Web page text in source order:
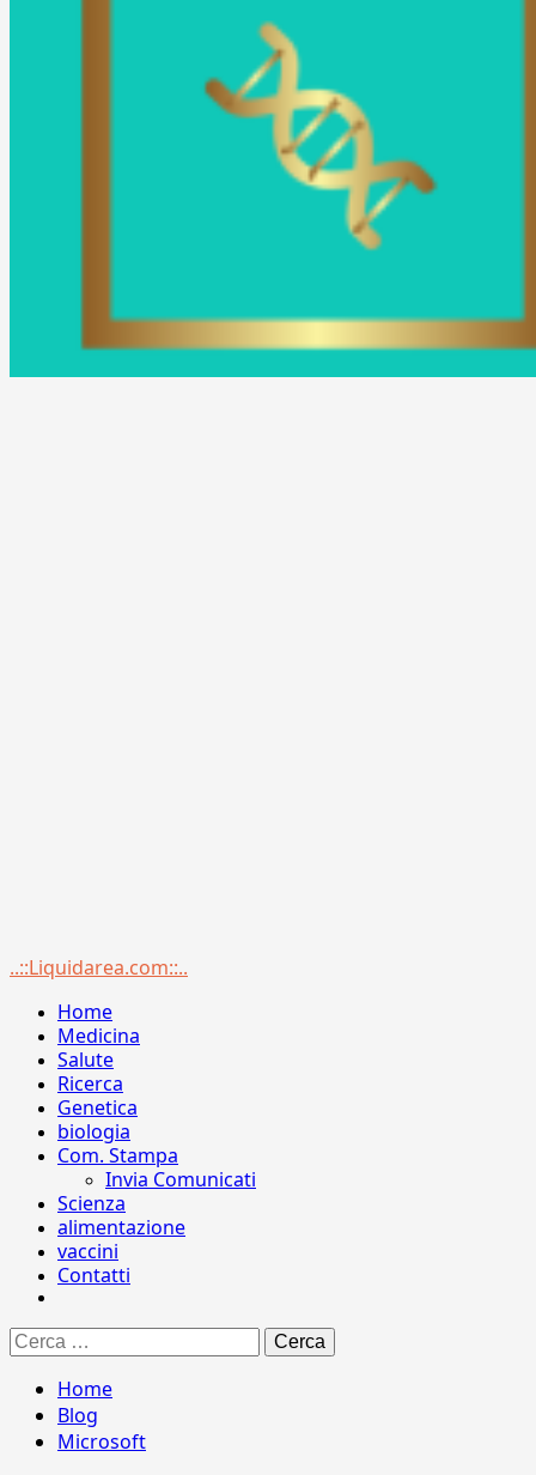
Menu
..::Liquidarea.com::..
Home
Medicina
Salute
Ricerca
Genetica
biologia
Com. Stampa
Invia Comunicati
Scienza
alimentazione
vaccini
Contatti
Ricerca
per:
Home
Blog
Microsoft